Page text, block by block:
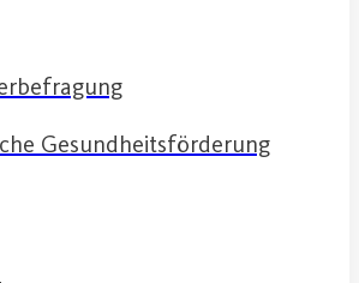
Gesundheitsförderung